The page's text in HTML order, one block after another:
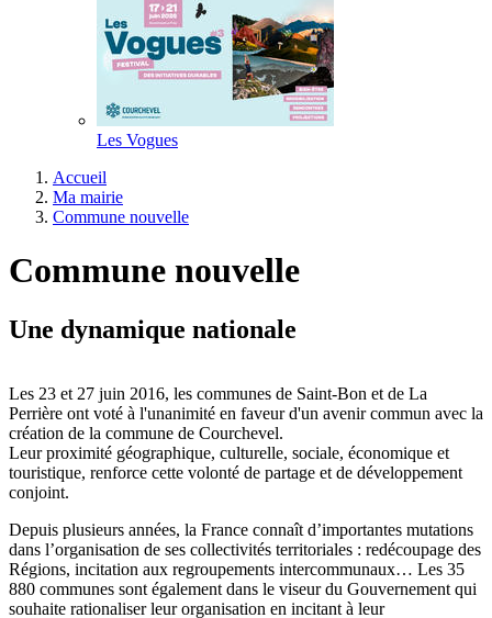
Les Vogues
Accueil
Ma mairie
Commune nouvelle
Commune nouvelle
Une dynamique nationale
Les 23 et 27 juin 2016, les communes de Saint-Bon et de La
Perrière ont voté à l'unanimité en faveur d'un avenir commun avec la
création de la commune de Courchevel.
Leur proximité géographique, culturelle, sociale, économique et
touristique, renforce cette volonté de partage et de développement
conjoint.
Depuis plusieurs années, la France connaît d’importantes mutations
dans l’organisation de ses collectivités territoriales : redécoupage des
Régions, incitation aux regroupements intercommunaux… Les 35
880 communes sont également dans le viseur du Gouvernement qui
souhaite rationaliser leur organisation en incitant à leur